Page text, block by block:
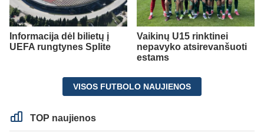
Informacija dėl bilietų į
UEFA rungtynes Splite
Vaikinų U15 rinktinei
nepavyko atsirevanšuoti
estams
VISOS FUTBOLO NAUJIENOS
TOP naujienos